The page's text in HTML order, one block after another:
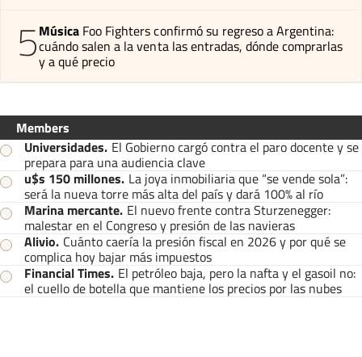
5Música Foo Fighters confirmó su regreso a Argentina:
cuándo salen a la venta las entradas, dónde comprarlas
y a qué precio
Members
Universidades. El Gobierno cargó contra el paro docente y se
prepara para una audiencia clave
u$s 150 millones. La joya inmobiliaria que “se vende sola”:
será la nueva torre más alta del país y dará 100% al río
Marina mercante. El nuevo frente contra Sturzenegger:
malestar en el Congreso y presión de las navieras
Alivio. Cuánto caería la presión fiscal en 2026 y por qué se
complica hoy bajar más impuestos
Financial Times. El petróleo baja, pero la nafta y el gasoil no:
el cuello de botella que mantiene los precios por las nubes